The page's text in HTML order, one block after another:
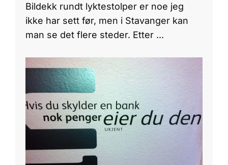
Bildekk rundt lyktestolper er noe jeg
ikke har sett før, men i Stavanger kan
man se det flere steder. Etter ...